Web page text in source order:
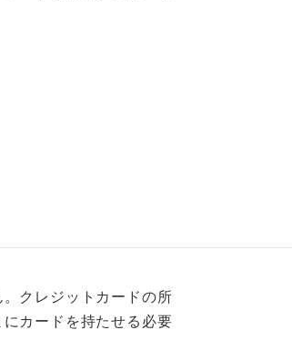
クレジットカードの所
カードを持たせる必要